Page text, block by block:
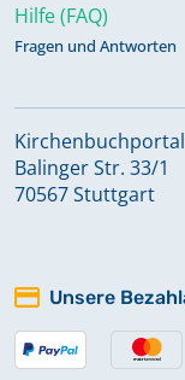
Hilfe (FAQ)
Fragen und Antworten
Balinger Str. 33/1
70567 Stuttgart
Unsere